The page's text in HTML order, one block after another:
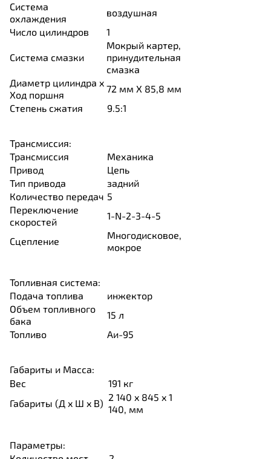
Система
охлаждения
воздушная
Число цилиндров
1
Система смазки
Мокрый картер,
принудительная
смазка
Диаметр цилиндра x
Ход поршня
72 мм X 85,8 мм
Степень сжатия
9.5:1
Трансмиссия:
Трансмиссия
Механика
Привод
Цепь
Тип привода
задний
Количество передач 5
Переключение
скоростей
1-N-2-3-4-5
Сцепление
Многодисковое,
мокрое
Топливная система:
Подача топлива
инжектор
Объем топливного
бака
15 л
Топливо
Аи-95
Габариты и Масса:
Вес
191 кг
Габариты (Д x Ш x В)
2 140 x 845 x 1
140, мм
Параметры: